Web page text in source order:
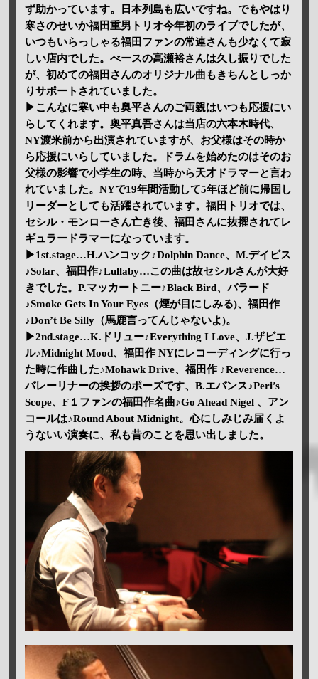
ず助かっています。日本列島も広いですね。でもやはり
寒さのせいか福田重男トリオ今年初のライブでしたが、
いつもいらっしゃる福田ファンの常連さんも少なくて寂
しい店内でした。べースの高瀬裕さんは久し振りでした
が、初めての福田さんのオリジナル曲もきちんとしっか
りサポートされていました。
▶こんなに寒い中も奥平さんのご両親はいつも応援にい
らしてくれます。奥平真吾さんは当店の六本木時代、
NY渡米前から出演されていますが、お父様はその時か
ら応援にいらしていました。ドラムを始めたのはそのお
父様の影響で小学生の時、当時から天才ドラマーと言わ
れていました。NYで19年間活動して5年ほど前に帰国し
リーダーとしても活躍されています。福田トリオでは、
セシル・モンローさん亡き後、福田さんに抜擢されてレ
ギュラードラマーになっています。
▶1st.stage…H.ハンコック♪Dolphin Dance、M.デイビス
♪Solar、福田作♪Lullaby…この曲は故セシルさんが大好
きでした。P.マッカートニー♪Black Bird、バラード
♪Smoke Gets In Your Eyes（煙が目にしみる)、福田作
♪Don’t Be Silly（馬鹿言ってんじゃないよ)。
▶2nd.stage…K.ドリュー♪Everything I Love、J.ザビエ
ル♪Midnight Mood、福田作 NYにレコーディングに行っ
た時に作曲した♪Mohawk Drive、福田作 ♪Reverence…
バレーリナーの挨拶のポーズです、B.エバンス♪Peri’s
Scope、F１ファンの福田作名曲♪Go Ahead Nigel 、アン
コールは♪Round About Midnight。心にしみじみ届くよ
うないい演奏に、私も昔のことを思い出しました。